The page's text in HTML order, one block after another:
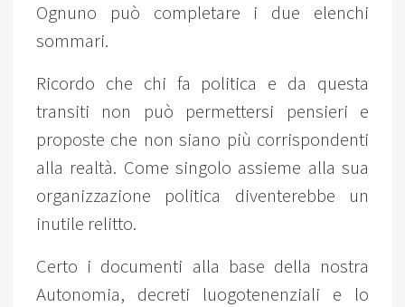
Ognuno può completare i due elenchi
sommari.
Ricordo che chi fa politica e da questa
transiti non può permettersi pensieri e
proposte che non siano più corrispondenti
alla realtà. Come singolo assieme alla sua
organizzazione politica diventerebbe un
inutile relitto.
Certo i documenti alla base della nostra
Autonomia, decreti luogotenenziali e lo